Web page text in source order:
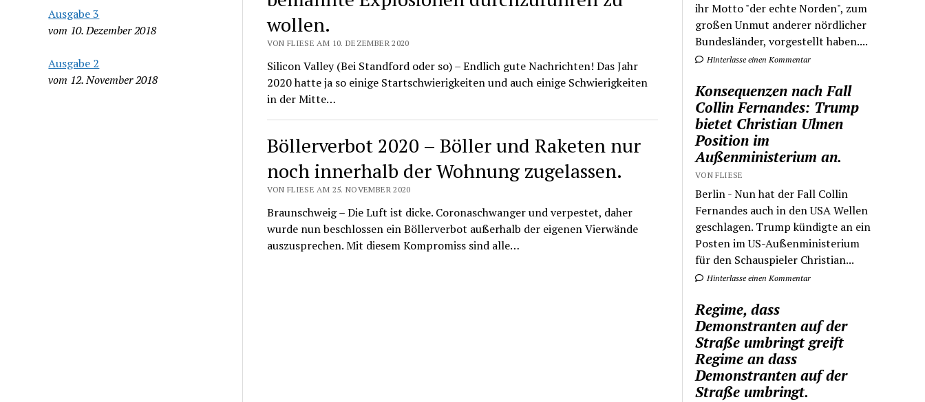
Ausgabe 3
vom 10. Dezember 2018
Ausgabe 2
vom 12. November 2018
wollen.
VON FLIESE AM 10. DEZEMBER 2020
Silicon Valley (Bei Standford oder so) – Endlich gute Nachrichten! Das Jahr
2020 hatte ja so einige Startschwierigkeiten und auch einige Schwierigkeiten
in der Mitte…
Böllerverbot 2020 – Böller und Raketen nur
noch innerhalb der Wohnung zugelassen.
VON FLIESE AM 25. NOVEMBER 2020
Braunschweig – Die Luft ist dicke. Coronaschwanger und verpestet, daher
wurde nun beschlossen ein Böllerverbot außerhalb der eigenen Vierwände
auszusprechen. Mit diesem Kompromiss sind alle…
ihr Motto "der echte Norden", zum
großen Unmut anderer nördlicher
Bundesländer, vorgestellt haben....
Hinterlasse einen Kommentar
Konsequenzen nach Fall
Collin Fernandes: Trump
bietet Christian Ulmen
Position im
Außenministerium an.
VON FLIESE
Berlin - Nun hat der Fall Collin
Fernandes auch in den USA Wellen
geschlagen. Trump kündigte an ein
Posten im US-Außenministerium
für den Schauspieler Christian...
Hinterlasse einen Kommentar
Regime, dass
Demonstranten auf der
Straße umbringt greift
Regime an dass
Demonstranten auf der
Straße umbringt.